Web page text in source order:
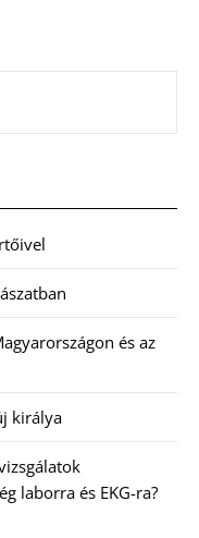
és az
királya
laborra és EKG-ra?